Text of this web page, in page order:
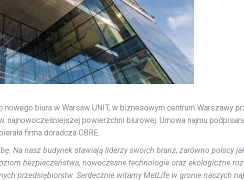
biura w Warsaw UNIT, w biznesowym centrum Warszawy
powierzchni biurowej. Umowa najmu
firma doradcza CBRE.
Na nasz budynek stawiają liderzy swoich branż, zarówno polscy
bezpieczeństwa, nowoczesne technologie oraz ekologiczne
przedsiębiorstw. Serdecznie witamy MetLife w gronie naszych